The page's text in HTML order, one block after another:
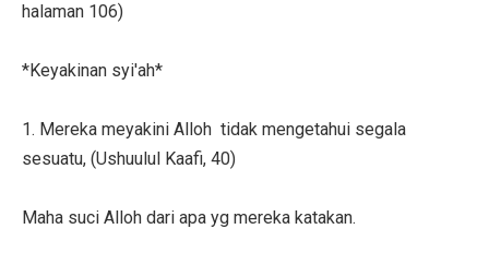
halaman 106)
*Keyakinan syi'ah*
1. Mereka meyakini Alloh tidak mengetahui segala
sesuatu, (Ushuulul Kaafi, 40)
Maha suci Alloh dari apa yg mereka katakan.